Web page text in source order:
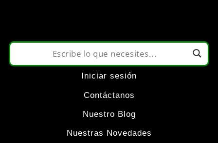
en
la
página
de
Iniciar sesión
Contáctanos
Nuestro Blog
Nuestras Novedades